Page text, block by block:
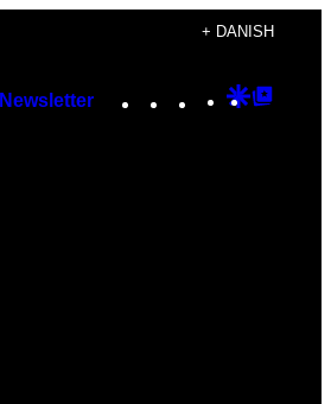
+ DANISH
Newsletter Instagram
TikTok
YouTube
Google